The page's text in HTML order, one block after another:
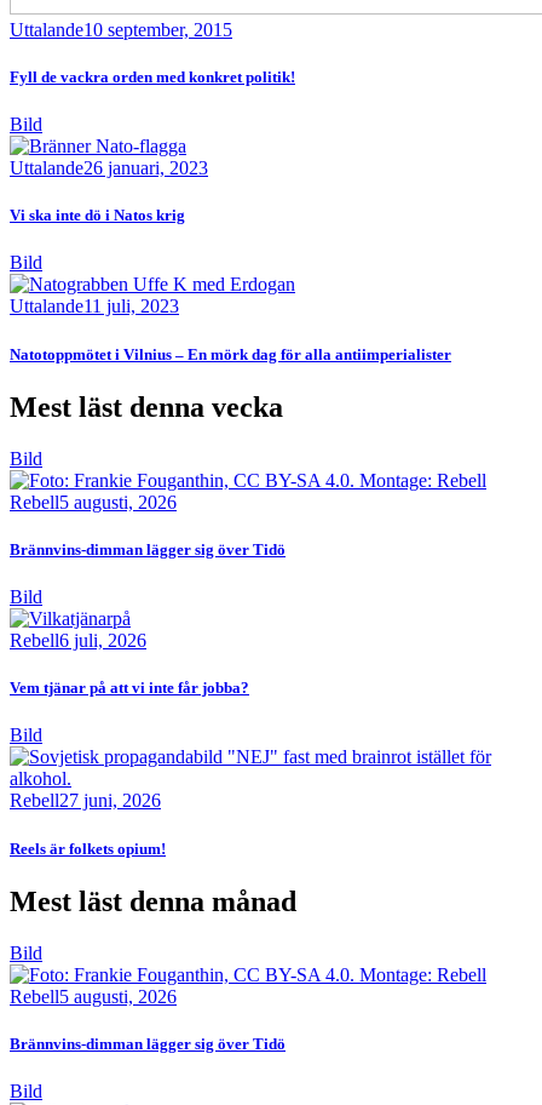
Uttalande10 september, 2015
Fyll de vackra orden med konkret politik!
Bild
Uttalande26 januari, 2023
Vi ska inte dö i Natos krig
Bild
Uttalande11 juli, 2023
Natotoppmötet i Vilnius – En mörk dag för alla antiimperialister
Mest läst denna vecka
Bild
Rebell5 augusti, 2026
Brännvins-dimman lägger sig över Tidö
Bild
Rebell6 juli, 2026
Vem tjänar på att vi inte får jobba?
Bild
Rebell27 juni, 2026
Reels är folkets opium!
Mest läst denna månad
Bild
Rebell5 augusti, 2026
Brännvins-dimman lägger sig över Tidö
Bild